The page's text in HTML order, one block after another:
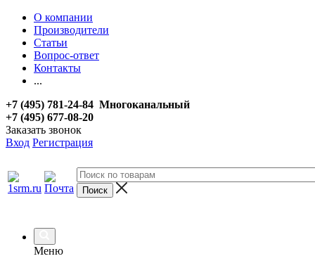
О компании
Производители
Статьи
Вопрос-ответ
Контакты
...
+7 (495) 781-24-84 Многоканальный
+7 (495) 677-08-20
Заказать звонок
Вход Регистрация
Меню